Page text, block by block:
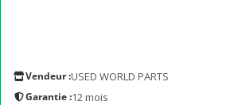
Vendeur :USED WORLD PARTS
Garantie :12 mois